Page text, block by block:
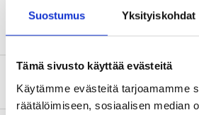
Suostumus Yksityiskohdat
Tämä sivusto käyttää evästeitä
Käytämme evästeitä tarjoamamme
räätälöimiseen, sosiaalisen median
Säkerhetsinformation och